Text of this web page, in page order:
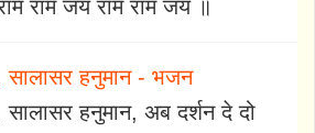
राम जय राम राम जय ॥
सालासर हनुमान - भजन
सालासर हनुमान, अब दर्शन दे दो